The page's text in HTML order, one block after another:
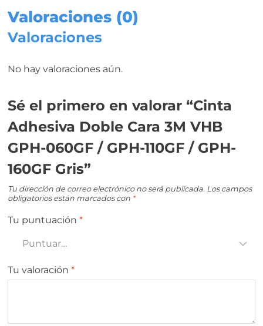
GPH-
160GF
Gris
Valoraciones (0)
Valoraciones
No hay valoraciones aún.
Sé el primero en valorar “Cinta
Adhesiva Doble Cara 3M VHB
GPH-060GF / GPH-110GF / GPH-
160GF Gris”
Tu dirección de correo electrónico no será publicada. Los campos
obligatorios están marcados con *
Tu puntuación *
Tu valoración *